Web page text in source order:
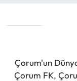
Çorum'un
Çorum FK,